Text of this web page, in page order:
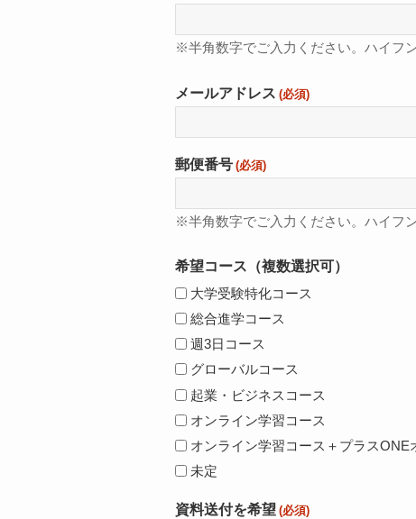
※半角数字でご入力ください。ハイフ
メールアドレス (必須)
郵便番号 (必須)
※半角数字でご入力ください。ハイフ
希望コース（複数選択可）
大学受験特化コース
総合進学コース
週3日コース
グローバルコース
起業・ビジネスコース
オンライン学習コース
オンライン学習コース＋プラスONE
未定
資料送付を希望 (必須)